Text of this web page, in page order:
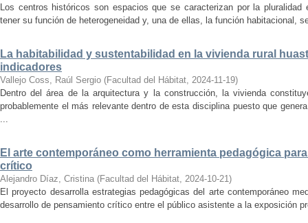
Los centros históricos son espacios que se caracterizan por la
tener su función de heterogeneidad y, una de ellas, la función habitacional,
La habitabilidad y sustentabilidad en la vivienda rural
indicadores
Vallejo Coss, Raúl Sergio (Facultad del Hábitat, 2024-11-19)
Dentro del área de la arquitectura y la construcción, la vivienda
probablemente el más relevante dentro de esta disciplina puesto que
...
El arte contemporáneo como herramienta pedagógica
crítico
Alejandro Díaz, Cristina (Facultad del Hábitat, 2024-10-21)
El proyecto desarrolla estrategias pedagógicas del arte contemporáneo
desarrollo de pensamiento crítico entre el público asistente a la exposición